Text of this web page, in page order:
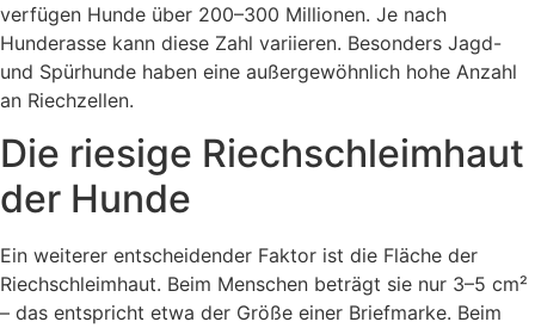
verfügen Hunde über 200–300 Millionen. Je nach
Hunderasse kann diese Zahl variieren. Besonders Jagd-
und Spürhunde haben eine außergewöhnlich hohe Anzahl
an Riechzellen.
Die riesige Riechschleimhaut
der Hunde
Ein weiterer entscheidender Faktor ist die Fläche der
Riechschleimhaut. Beim Menschen beträgt sie nur 3–5 cm²
– das entspricht etwa der Größe einer Briefmarke. Beim